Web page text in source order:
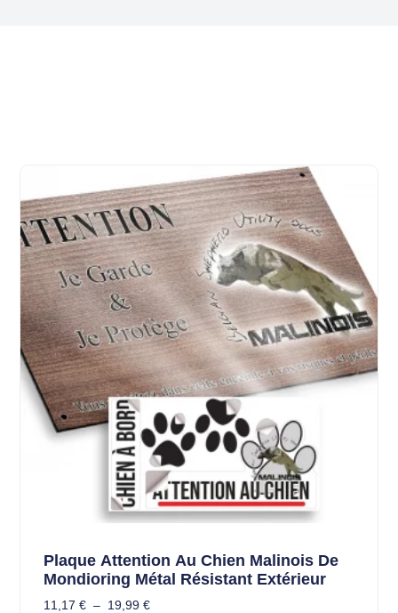
Plaque Attention Au Chien Malinois De
Mondioring Métal Résistant Extérieur
11,17 € – 19,99 €